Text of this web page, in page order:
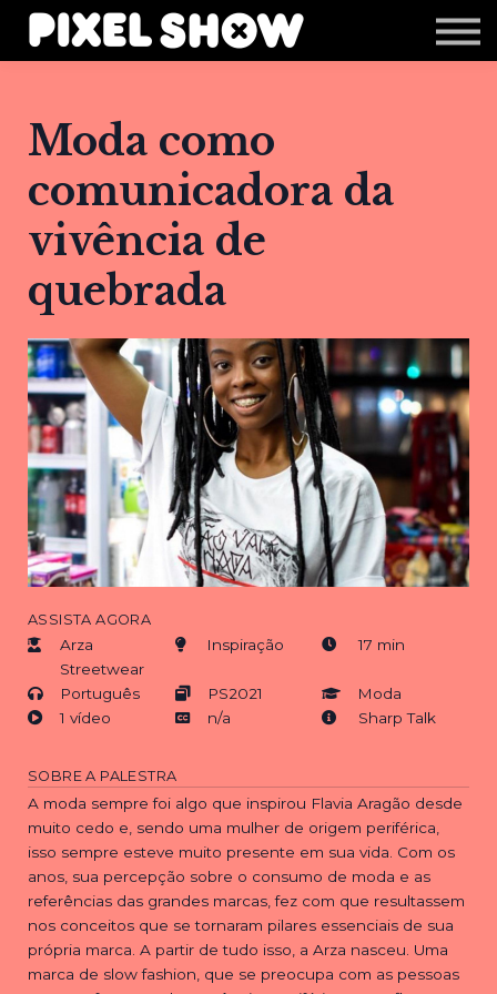
Shop
Revista Zupi
Login
Moda como
comunicadora da
vivência de
quebrada
ASSISTA AGORA
Arza
Streetwear
Inspiração 17 min
Português PS2021
Moda
1 vídeo
n/a Sharp Talk
SOBRE A PALESTRA
A moda sempre foi algo que inspirou Flavia Aragão desde
muito cedo e, sendo uma mulher de origem periférica,
isso sempre esteve muito presente em sua vida. Com os
anos, sua percepção sobre o consumo de moda e as
referências das grandes marcas, fez com que resultassem
nos conceitos que se tornaram pilares essenciais de sua
própria marca. A partir de tudo isso, a Arza nasceu. Uma
marca de slow fashion, que se preocupa com as pessoas